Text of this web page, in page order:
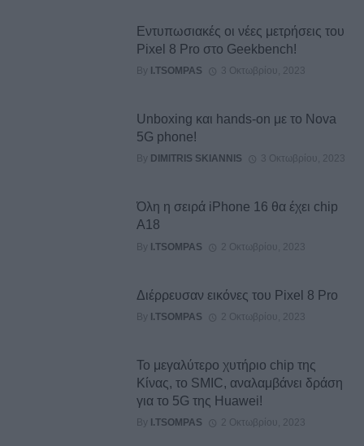
Εντυπωσιακές οι νέες μετρήσεις του
Pixel 8 Pro στο Geekbench!
By I.TSOMPAS 3 Οκτωβρίου, 2023
Unboxing και hands-on με το Nova
5G phone!
By DIMITRIS SKIANNIS 3 Οκτωβρίου, 2023
Όλη η σειρά iPhone 16 θα έχει chip
A18
By I.TSOMPAS 2 Οκτωβρίου, 2023
Διέρρευσαν εικόνες του Pixel 8 Pro
By I.TSOMPAS 2 Οκτωβρίου, 2023
Το μεγαλύτερο χυτήριο chip της
Κίνας, το SMIC, αναλαμβάνει δράση
για το 5G της Huawei!
By I.TSOMPAS 2 Οκτωβρίου, 2023